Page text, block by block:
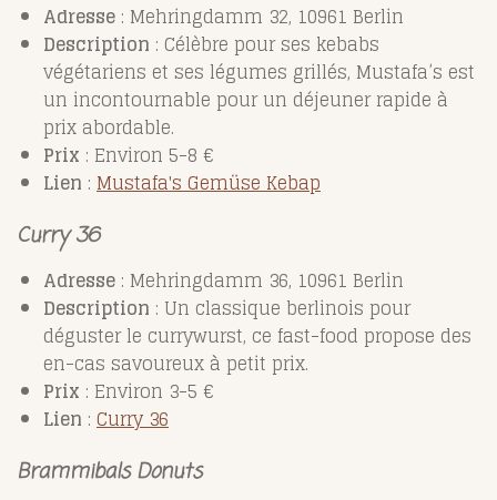
Adresse : Mehringdamm 32, 10961 Berlin
Description : Célèbre pour ses kebabs
végétariens et ses légumes grillés, Mustafa’s est
un incontournable pour un déjeuner rapide à
prix abordable.
Prix : Environ 5-8 €
Lien : Mustafa'sGemüseKebap
Curry 36
Adresse : Mehringdamm 36, 10961 Berlin
Description : Un classique berlinois pour
déguster le currywurst, ce fast-food propose des
en-cas savoureux à petit prix.
Prix : Environ 3-5 €
Lien : Curry 36
Brammibals Donuts